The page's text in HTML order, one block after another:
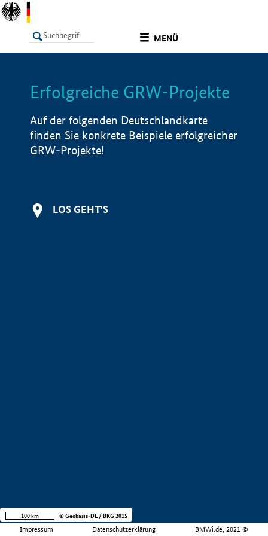
MENÜ
LISTE Info
Erfolgreiche GRW-Projekte
Auf der folgenden Deutschlandkarte
finden Sie konkrete Beispiele erfolgreicher
GRW-Projekte!
LOS GEHT'S
Impressum Datenschutzerklärung BMWi.de, 2021 ©
100 km © Geobasis-DE / BKG 2015